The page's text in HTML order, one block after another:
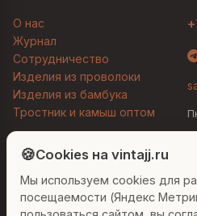
О нас
Журнал
Сотрудничество
Изделия из проволоки
Изделия из бамбука
Тростник и камыш оптом
© 2026 Vintajj. Все права защищены.
Договор оферты
Политика
Согласие на обработку ПДн
🍪Cookies на vintajj.ru
Мы используем cookies для
посещаемости (Яндекс
Людмила
Привет! Я Людмила, ваш
консультант по декору. Чем